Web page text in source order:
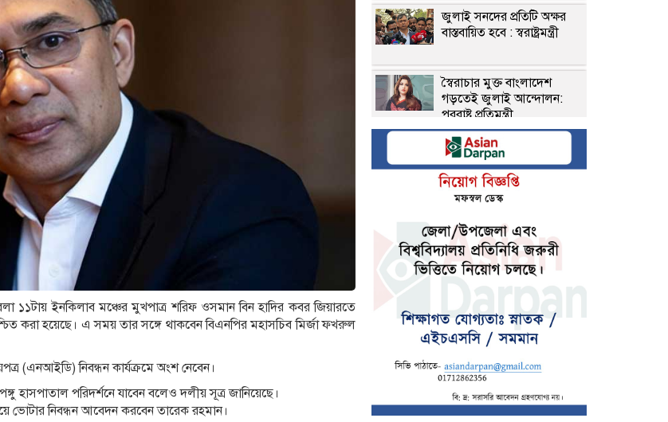
১১টায় ইনকিলাব মঞ্চের মুখপাত্র শরিফ ওসমান বিন হাদির কবর জিয়ারতে
করা হয়েছে। এ সময় তার সঙ্গে থাকবেন বিএনপির মহাসচিব মির্জা ফখরুল
(এনআইডি) নিবন্ধন কার্যক্রমে অংশ নেবেন।
পরিদর্শনে যাবেন বলেও দলীয় সূত্র জানিয়েছে।
ভোটার নিবন্ধন আবেদন করবেন তারেক রহমান।
জুলাই সনদের প্রতিটি অক্ষর
বাস্তবায়িত হবে : স্বরাষ্ট্রমন্ত্রী
স্বৈরাচার মুক্ত বাংলাদেশ
গড়তেই জুলাই আন্দোলন:
পররাষ্ট্র প্রতিমন্ত্রী
জাতীয় ঐক্যই পারে
ফ্যাসিবাদের পুনর্বাসন ঠেকাতে:
মাহদী আমিন
মানুষের : প্রতিমন্ত্রী টুকু
গণঅভ্যুত্থানে ক্লায়েন্ট স্টেট
যুগের অবসান হয়েছে :
পররাষ্ট্রমন্ত্রী
সাড়ে ৪ হাজার ক্রসফায়ার ও ৭
শতাধিক গুমের পেছনে আ.
লীগ: আইনমন্ত্রী
জুলাই আন্দোলনের কৃতিত্ব